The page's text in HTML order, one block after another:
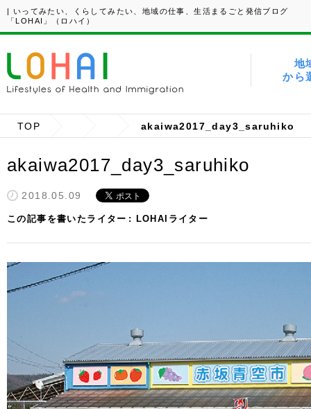
| いってみたい、くらしてみたい、地域の仕事、生活まるごと発信ブログ
「LOHAI」（ロハイ）
地
から
TOP akaiwa2017_day3_saruhiko
akaiwa2017_day3_saruhiko
2018.05.09
この記事を書いたライター LOHAIライター